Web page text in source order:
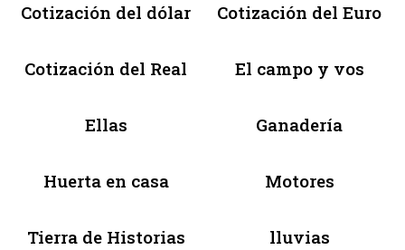
Cotización del dólar Cotización del Euro
Cotización del Real El campo y vos
Ellas Ganadería
Huerta en casa Motores
Tierra de Historias lluvias